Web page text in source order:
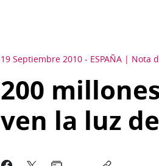
19 Septiembre 2010 - ESPAÑA Nota
200
ven la luz